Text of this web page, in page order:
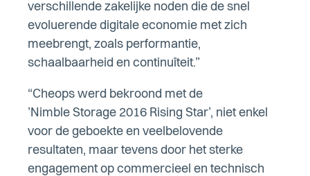
verschillende zakelijke noden die de snel
evoluerende digitale economie met zich
meebrengt, zoals performantie,
schaalbaarheid en continuïteit.”
“Cheops werd bekroond met de
’Nimble Storage 2016 Rising Star’, niet enkel
voor de geboekte en veelbelovende
resultaten, maar tevens door het sterke
engagement op commercieel en technisch